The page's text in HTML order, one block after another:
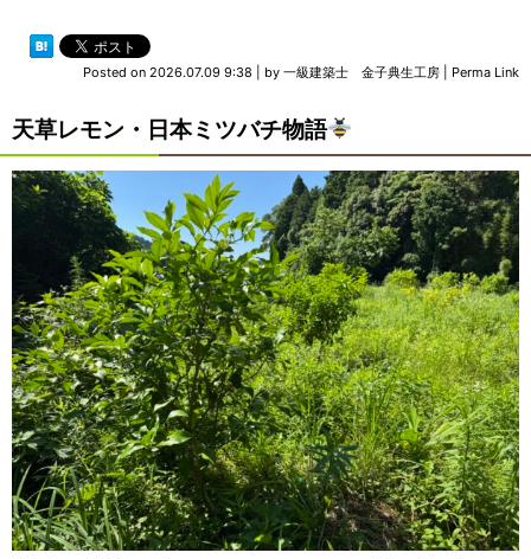
Posted on 2026.07.09 9:38 by 一級建築士 金子典生工房 Perma Link
天草レモン・日本ミツバチ物語